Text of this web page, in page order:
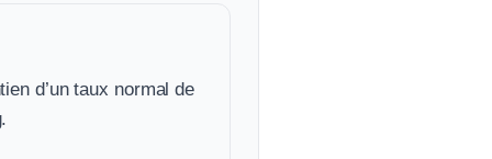
d’un taux normal de